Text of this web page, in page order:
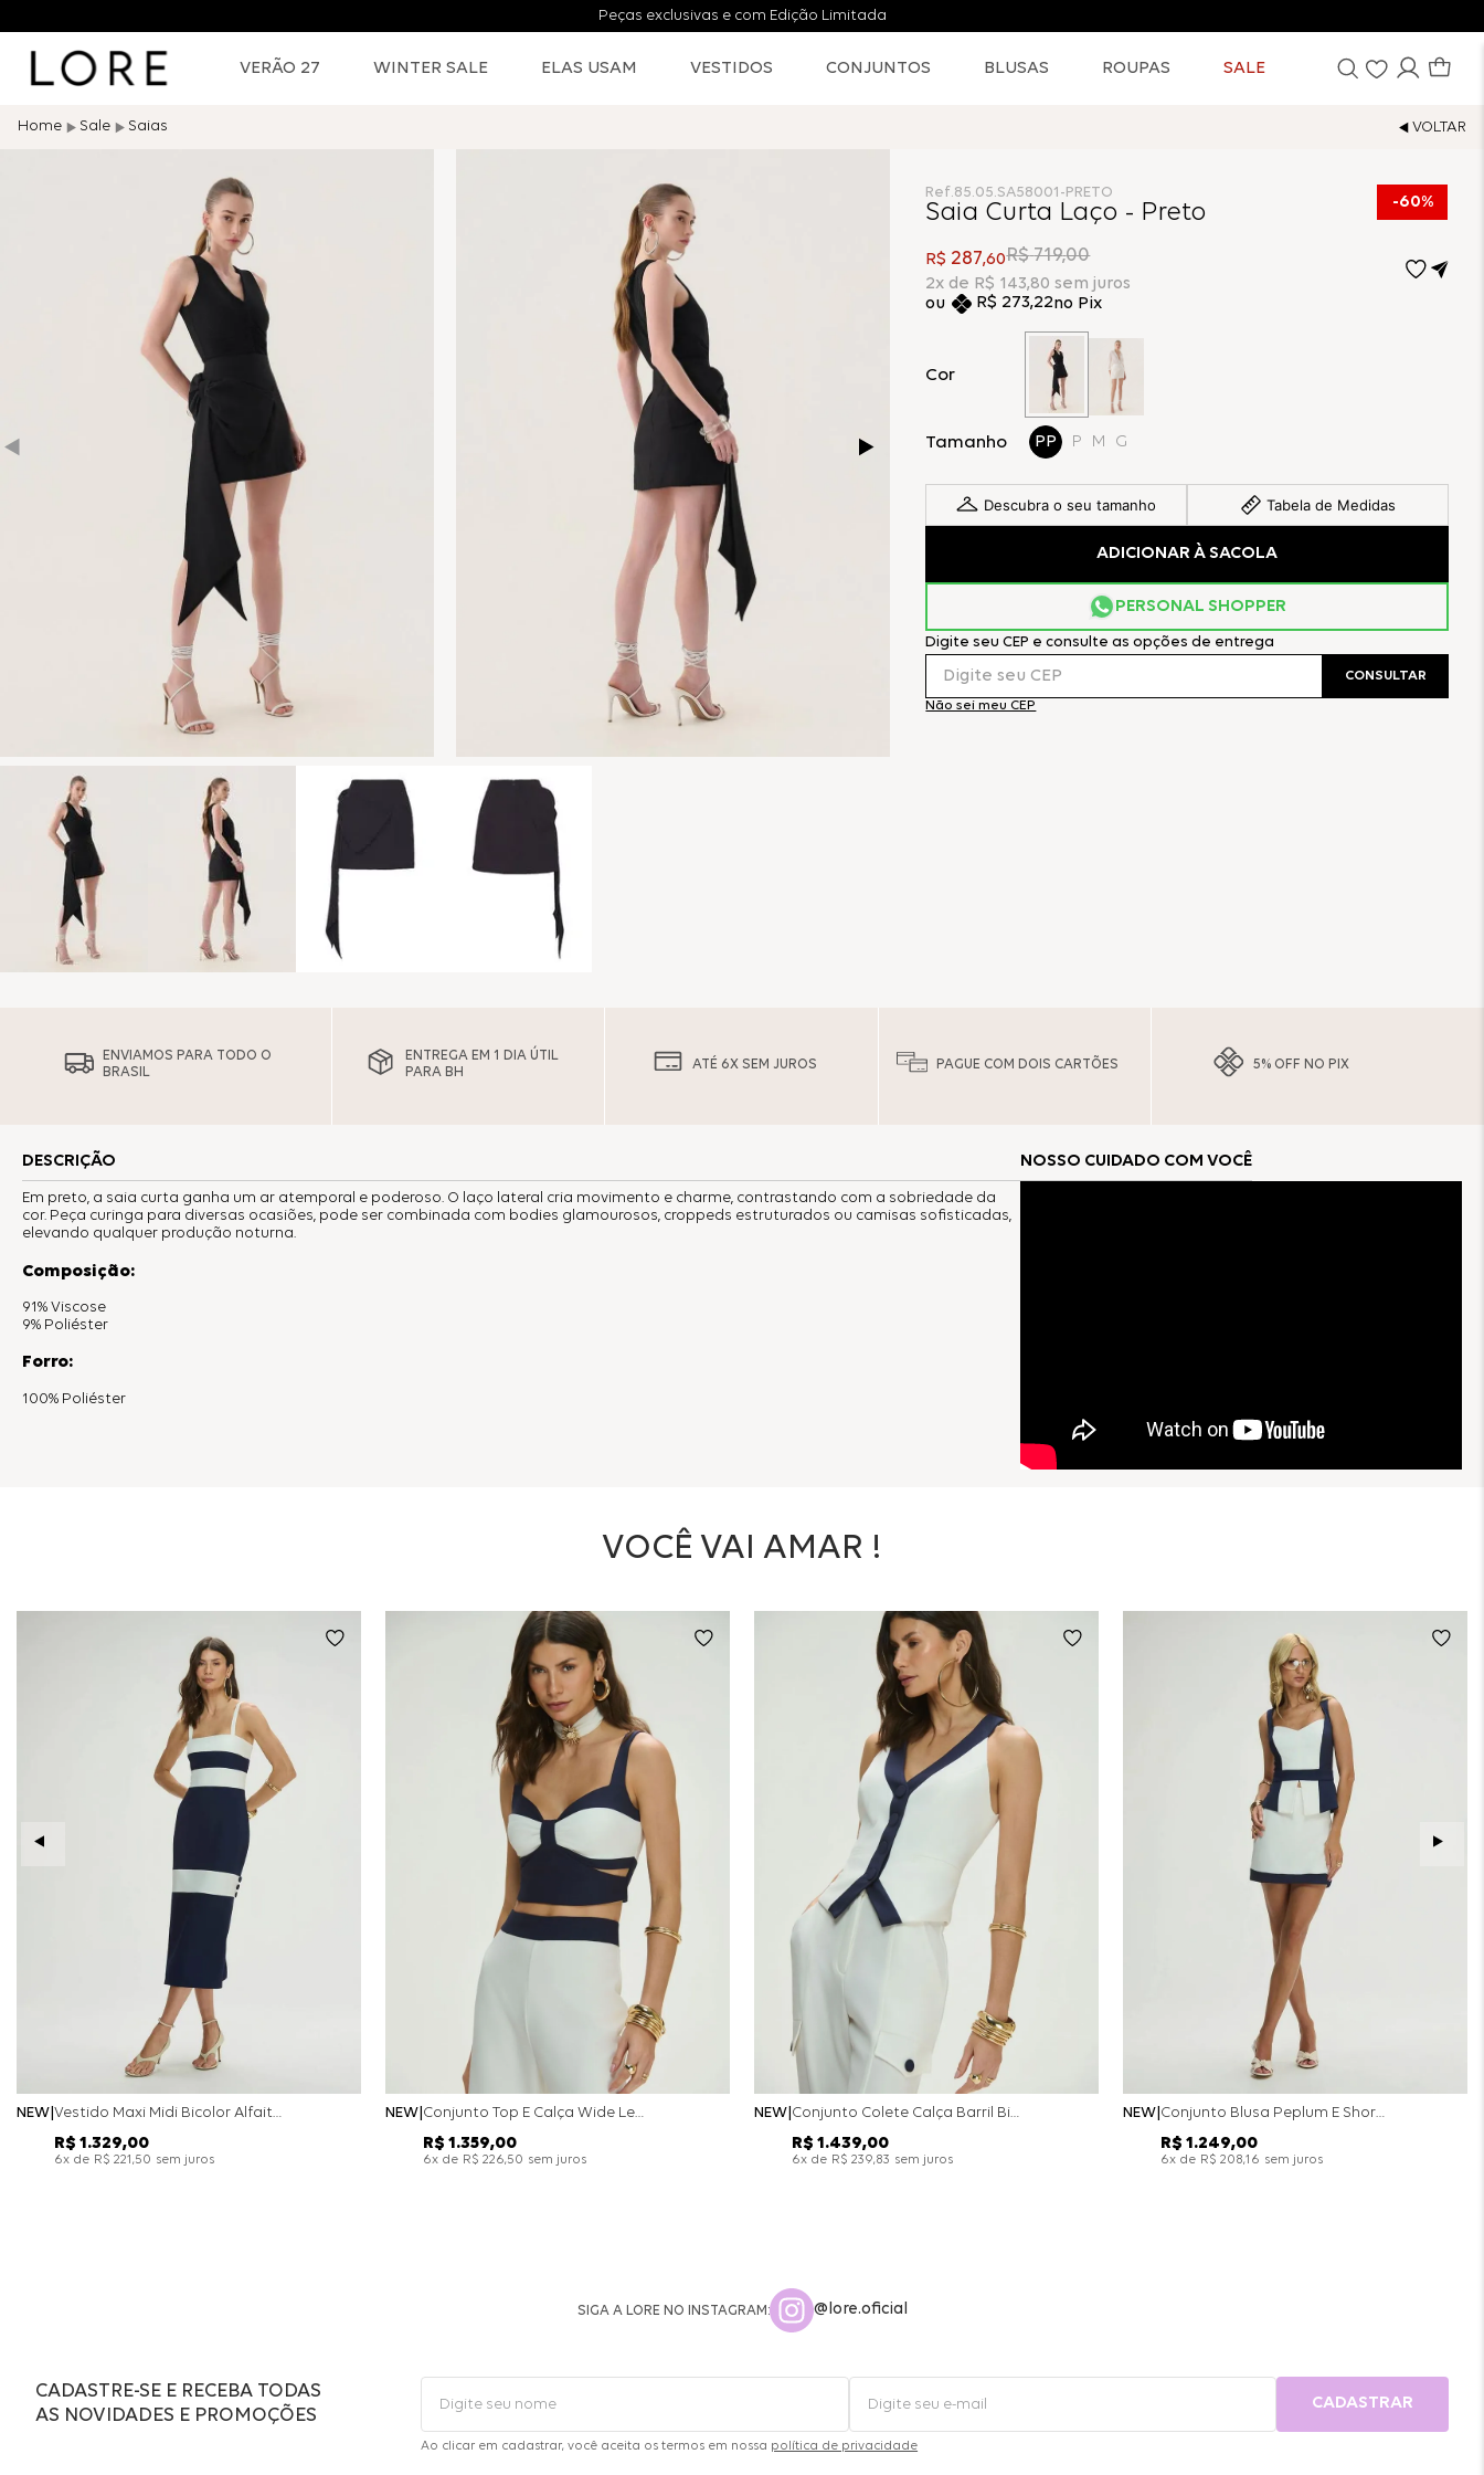
Peças exclusivas e com Edição Limitada
VERÃO 27 WINTER SALE ELAS USAM VESTIDOS CONJUNTOS BLUSAS ROUPAS SALE
Sale Saias
60%
Ref.85.05.SA58001-PRETO
Saia Curta Laço - Preto
R$ 287,60R$ 719,00
2x de R$ 143,80 sem juros
R$ 273,22no Pix
Cor
Tamanho PP P M G
Descubra o seu tamanho Tabela de Medidas
ADICIONAR À SACOLA
PERSONAL SHOPPER
Digite seu CEP e consulte as opções de entrega
Não sei meu CEP
CONSULTAR
ENVIAMOS PARA TODO O
BRASIL
ENTREGA EM 1 DIA ÚTIL
PARA BH
ATÉ 6X SEM JUROS PAGUE COM DOIS CARTÕES 5% OFF NO PIX
DESCRIÇÃO
Em preto, a saia curta ganha um ar atemporal e poderoso. O laço lateral cria movimento e charme, contrastando com a sobriedade da
cor. Peça curinga para diversas ocasiões, pode ser combinada com bodies glamourosos, croppeds estruturados ou camisas sofisticadas,
elevando qualquer produção noturna.
Composição:
91% Viscose
9% Poliéster
Forro:
100% Poliéster
NOSSO CUIDADO COM VOCÊ
VOCÊ VAI AMAR !
NEW Vestido Maxi Midi Bicolor Alfaitaria Navy - Marinho
R$ 1 .329,00
6x de R$ 221,50 sem juros
NEW Conjunto Top E Calça Wide Leg Bicolor Alfaitaria - Off White
R$ 1 .359,00
6x de R$ 226,50 sem juros
NEW Conjunto Colete Calça Barril Bicolor Alfaiataria - Off White
R$ 1 .439,00
6x de R$ 239,83 sem juros
NEW Conjunto Blusa Peplum E Short Saia Bicolor - Off White
R$ 1 .249,00
6x de R$ 208,16 sem juros
SIGA A LORE NO INSTAGRAM: @lore.oficial
CADASTRE-SE E RECEBA TODAS
AS NOVIDADES E PROMOÇÕES
CADASTRAR
Ao clicar em cadastrar, você aceita os termos em nossa política de privacidade